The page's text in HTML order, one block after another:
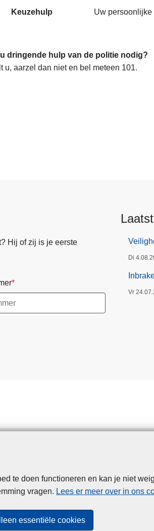
te doen functioneren en kan je niet
vragen. Lees er meer over in ons
essentiële cookies
Keuzehulp Uw persoonlijke
u dringende hulp van de politie nodig?
u, aarzel dan niet en bel meteen 101.
Hij of zij is je eerste
Di
Vr
Disclaimer Privacy Cookies
© 2026 Politie.be